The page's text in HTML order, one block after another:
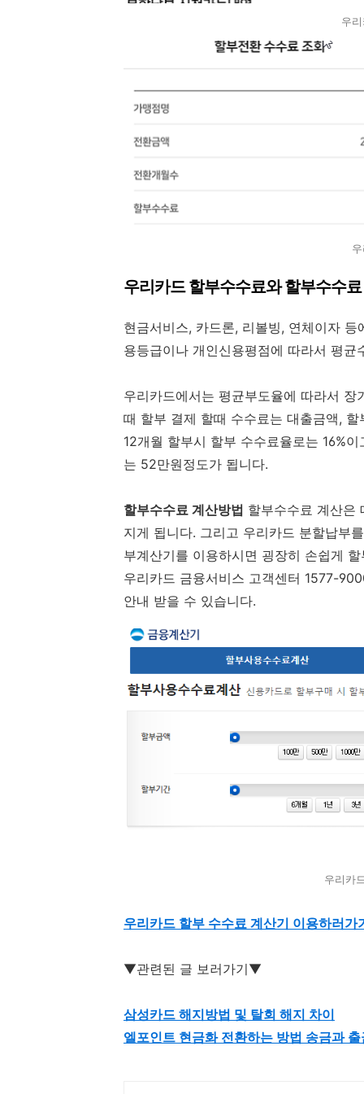
우
우리카드 할부수수료와 할부수수
현금서비스, 카드론, 리볼빙, 연체이자
용등급이나 개인신용평점에 따라서 평균
우리카드에서는 평균부도율에 따라서
때 할부 결제 할때 수수료는 대출금액,
12개월 할부시 할부 수수료율로는 16%
는 52만원정도가 됩니다.
할부수수료 계산방법 할부수수료 계산은
지게 됩니다. 그리고 우리카드 분할납부
부계산기를 이용하시면 굉장히 손쉽게
우리카드 금융서비스 고객센터 1577-
안내 받을 수 있습니다.
우리카
우리카드 할부 수수료 계산기 이용하러가
▼관련된 글 보러가기▼
삼성카드 해지방법 및 탈회 해지 차이
엘포인트 현금화 전환하는 방법 송금과